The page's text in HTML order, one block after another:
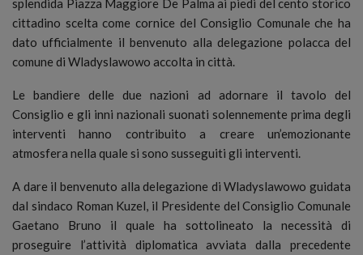
splendida Piazza Maggiore De Palma ai piedi del cento storico
cittadino scelta come cornice del Consiglio Comunale che ha
dato ufficialmente il benvenuto alla delegazione polacca del
comune di Wladyslawowo accolta in città.
Le bandiere delle due nazioni ad adornare il tavolo del
Consiglio e gli inni nazionali suonati solennemente prima degli
interventi hanno contribuito a creare un’emozionante
atmosfera nella quale si sono susseguiti gli interventi.
A dare il benvenuto alla delegazione di Wladyslawowo guidata
dal sindaco Roman Kuzel, il Presidente del Consiglio Comunale
Gaetano Bruno il quale ha sottolineato la necessità di
proseguire l’attività diplomatica avviata dalla precedente